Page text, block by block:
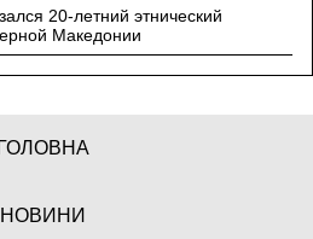
20-летний этнический
Македонии
ГОЛОВНА
НОВИНИ